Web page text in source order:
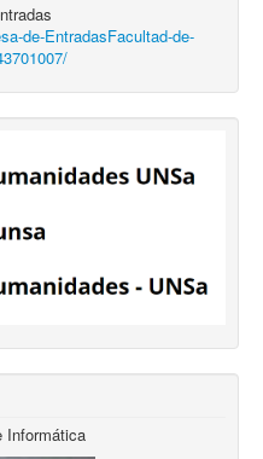
de-EntradasFacultad-de-
Informática